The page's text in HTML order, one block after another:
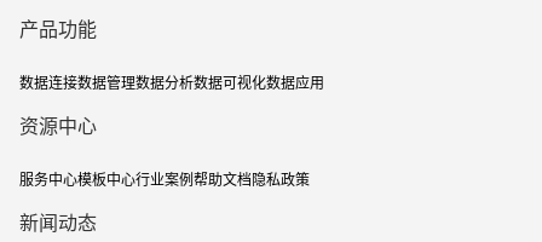
产品功能
数据连接数据管理数据分析数据可视化数据应用
资源中心
服务中心模板中心行业案例帮助文档隐私政策
新闻动态